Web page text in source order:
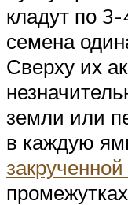
кладут по
семена
Сверху их
земли или
в каждую